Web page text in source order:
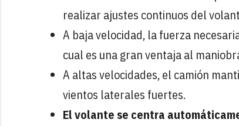
realizar ajustes continuos del
A baja velocidad, la fuerza
cual es una gran ventaja al
A altas velocidades, el camión
vientos laterales fuertes.
El volante se centra